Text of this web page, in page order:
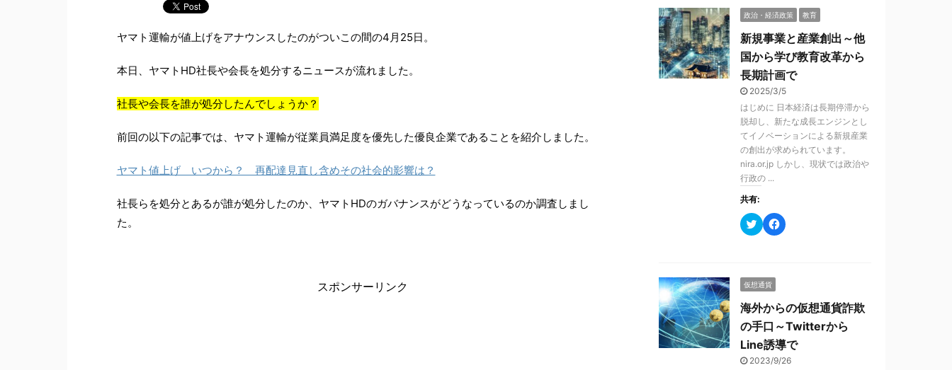
ヤマト運輸が値上げをアナウンスしたのがついこの間の4月25日。
本日、ヤマトHD社長や会長を処分するニュースが流れました。
社長や会長を誰が処分したんでしょうか？
前回の以下の記事では、ヤマト運輸が従業員満足度を優先した優良企業であることを紹介しました。
ヤマト値上げ いつから？ 再配達見直し含めその社会的影響は？
社長らを処分とあるが誰が処分したのか、ヤマトHDのガバナンスがどうなっているのか調査しまし
た。
スポンサーリンク
T
w
i
t
t
e
r
で
共
有
新
し
い
ウ
ィ
ン
ド
ウ
で
き
す
)
o
k
で
共
有
す
る
に
は
ク
ッ
ク
し
て
く
だ
さ
ウ
ィ
ン
す
)
政治・経済政策 教育
新規事業と産業創出～他
国から学び教育改革から
長期計画で
2025/3/5
はじめに 日本経済は長期停滞から
脱却し、新たな成長エンジンとし
てイノベーションによる新規産業
の創出が求められています​。
nira.or.jp しかし、現状では政治や
行政の ...
共有:
ク
リ
T
w
i
t
t
e
r
で
共
有
F
a
共
有
す
る
に
は
ク
仮想通貨
海外からの仮想通貨詐欺
の手口～Twitterから
Line誘導で
2023/9/26